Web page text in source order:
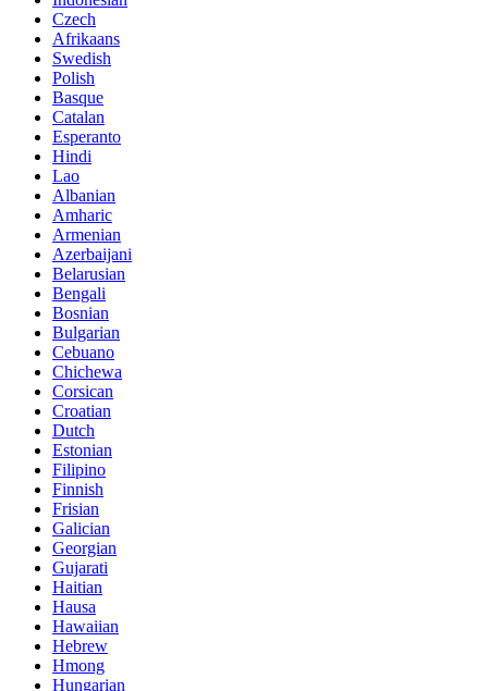
Czech
Afrikaans
Swedish
Polish
Basque
Catalan
Esperanto
Hindi
Lao
Albanian
Amharic
Armenian
Azerbaijani
Belarusian
Bengali
Bosnian
Bulgarian
Cebuano
Chichewa
Corsican
Croatian
Dutch
Estonian
Filipino
Finnish
Frisian
Galician
Georgian
Gujarati
Haitian
Hausa
Hawaiian
Hebrew
Hmong
Hungarian